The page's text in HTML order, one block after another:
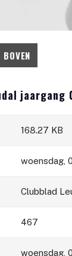
BOVEN
168.27 KB
woensdag,
Clubblad
467
woensdag,